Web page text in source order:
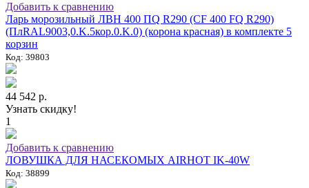
Добавить к сравнению
Ларь морозильный ЛВН 400 ПQ R290 (СF 400 FQ R290)
(ПлRAL9003,0.K.5кор.0.K.0) (корона красная) в комплекте 5
корзин
Код: 39803
44 542 р.
Узнать скидку!
1
Добавить к сравнению
ЛОВУШКА ДЛЯ НАСЕКОМЫХ AIRHOT IK-40W
Код: 38899